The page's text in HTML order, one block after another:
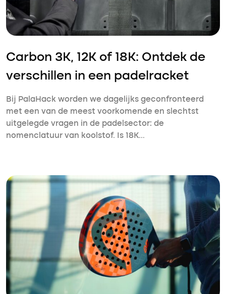
Carbon 3K, 12K of 18K: Ontdek de
verschillen in een padelracket
Bij PalaHack worden we dagelijks geconfronteerd
met een van de meest voorkomende en slechtst
uitgelegde vragen in de padelsector: de
nomenclatuur van koolstof. Is 18K…